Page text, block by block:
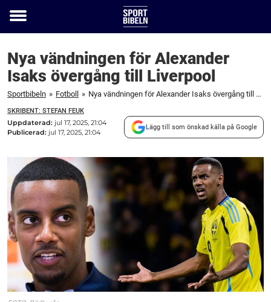
Toggle
Nya vändningen för Alexander
Isaks övergång till Liverpool
Sportbibeln » Fotboll » Nya vändningen för Alexander Isaks övergång till Liverpool
SKRIBENT: STEFAN FEUK
Uppdaterad: jul 17, 2025, 21:04
Publicerad: jul 17, 2025, 21:04
Lägg till som önskad källa på Google